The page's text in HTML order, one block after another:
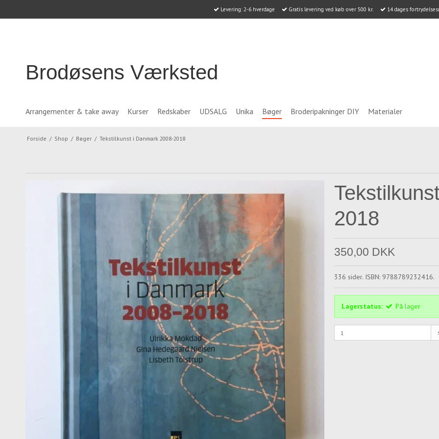
Levering: 2-6 hverdage Gratis levering ved køb over 500 kr. 14 dages
Brodøsens Værksted
Arrangementer & take away Kurser Redskaber UDSALG Unika Bøger Broderipakninger DIY Materialer
Forside / Shop / Bøger / Tekstilkunst i Danmark 2008-2018
2018
350,00 DKK
336 sider. ISBN: 9788789232416.
Lagerstatus: På lager